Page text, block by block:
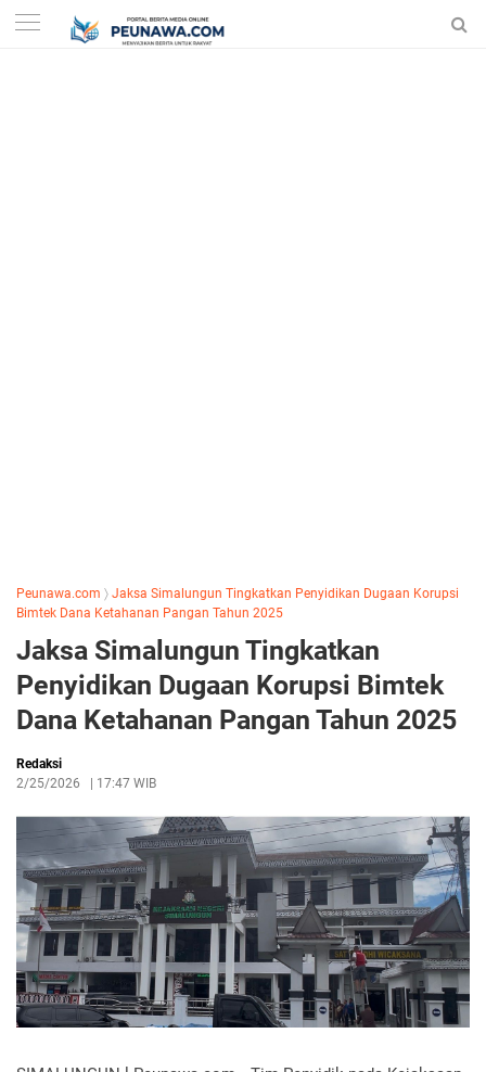
Peunawa.com 〉 Jaksa Simalungun Tingkatkan Penyidikan Dugaan Korupsi
Bimtek Dana Ketahanan Pangan Tahun 2025
Jaksa Simalungun Tingkatkan
Penyidikan Dugaan Korupsi Bimtek
Dana Ketahanan Pangan Tahun 2025
Redaksi
2/25/2026
17:47 WIB